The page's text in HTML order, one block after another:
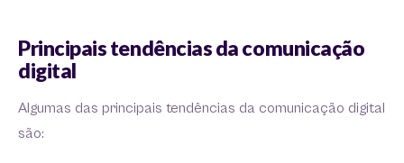
Principais tendências da comunicação
digital
Algumas das principais tendências da comunicação digital
são: